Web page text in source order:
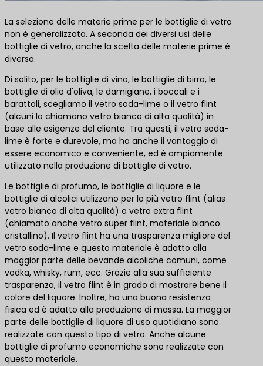
La selezione delle materie prime per le bottiglie di vetro
non è generalizzata. A seconda dei diversi usi delle
bottiglie di vetro, anche la scelta delle materie prime è
diversa.
Di solito, per le bottiglie di vino, le bottiglie di birra, le
bottiglie di olio d'oliva, le damigiane, i boccali e i
barattoli, scegliamo il vetro soda-lime o il vetro flint
(alcuni lo chiamano vetro bianco di alta qualità) in
base alle esigenze del cliente. Tra questi, il vetro soda-
lime è forte e durevole, ma ha anche il vantaggio di
essere economico e conveniente, ed è ampiamente
utilizzato nella produzione di bottiglie di vetro.
Le bottiglie di profumo, le bottiglie di liquore e le
bottiglie di alcolici utilizzano per lo più vetro flint (alias
vetro bianco di alta qualità) o vetro extra flint
(chiamato anche vetro super flint, materiale bianco
cristallino). Il vetro flint ha una trasparenza migliore del
vetro soda-lime e questo materiale è adatto alla
maggior parte delle bevande alcoliche comuni, come
vodka, whisky, rum, ecc. Grazie alla sua sufficiente
trasparenza, il vetro flint è in grado di mostrare bene il
colore del liquore. Inoltre, ha una buona resistenza
fisica ed è adatto alla produzione di massa. La maggior
parte delle bottiglie di liquore di uso quotidiano sono
realizzate con questo tipo di vetro. Anche alcune
bottiglie di profumo economiche sono realizzate con
questo materiale.